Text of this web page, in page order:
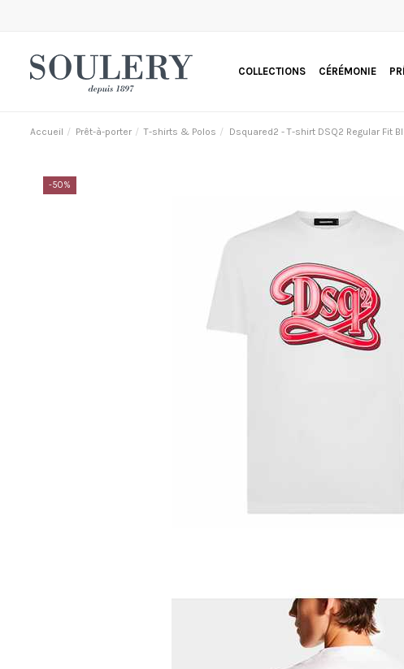
COLLECTIONS CÉRÉMONIE
Accueil Prêt-à-porter T-shirts & Polos Dsquared2 - T-shirt DSQ2 Regular Fit
-50%